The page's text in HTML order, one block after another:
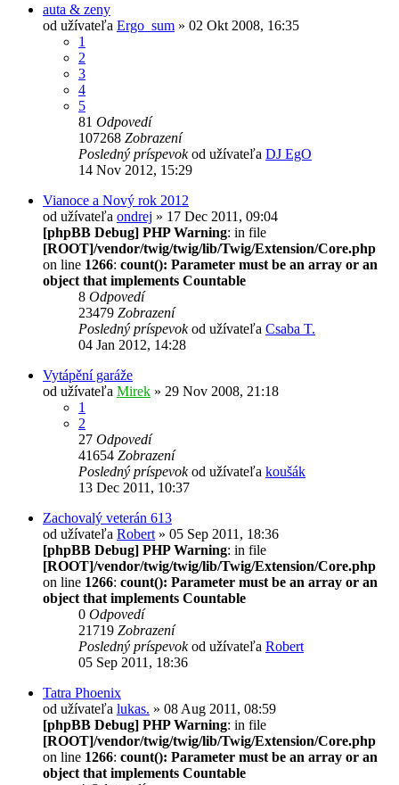
auta & zeny
od užívateľa Ergo_sum » 02 Okt 2008, 16:35
1
2
3
4
5
81 Odpovedí
107268 Zobrazení
Posledný príspevokod užívateľa DJ EgO
14 Nov 2012, 15:29
Vianoce a Nový rok 2012
od užívateľa ondrej » 17 Dec 2011, 09:04
[phpBB Debug] PHP Warning: in file
[ROOT]/vendor/twig/twig/lib/Twig/Extension/Core.php
on line 1266: count(): Parameter must be an array or an
object that implements Countable
8 Odpovedí
23479 Zobrazení
Posledný príspevokod užívateľa Csaba T.
04 Jan 2012, 14:28
Vytápění garáže
od užívateľa Mirek » 29 Nov 2008, 21:18
1
2
27 Odpovedí
41654 Zobrazení
Posledný príspevokod užívateľa koušák
13 Dec 2011, 10:37
Zachovalý veterán 613
od užívateľa Robert » 05 Sep 2011, 18:36
[phpBB Debug] PHP Warning: in file
[ROOT]/vendor/twig/twig/lib/Twig/Extension/Core.php
on line 1266: count(): Parameter must be an array or an
object that implements Countable
0 Odpovedí
21719 Zobrazení
Posledný príspevokod užívateľa Robert
05 Sep 2011, 18:36
Tatra Phoenix
od užívateľa lukas. » 08 Aug 2011, 08:59
[phpBB Debug] PHP Warning: in file
[ROOT]/vendor/twig/twig/lib/Twig/Extension/Core.php
on line 1266: count(): Parameter must be an array or an
object that implements Countable